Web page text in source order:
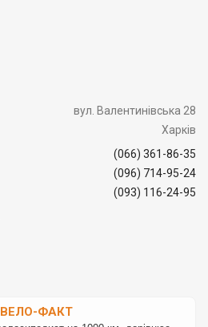
вул. Валентинівська 28
Харків
(066) 361-86-35
(096) 714-95-24
(093) 116-24-95
ВЕЛО-ФАКТ